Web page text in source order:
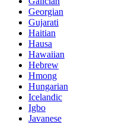
Georgian
Gujarati
Haitian
Hausa
Hawaiian
Hebrew
Hmong
Hungarian
Icelandic
Igbo
Javanese